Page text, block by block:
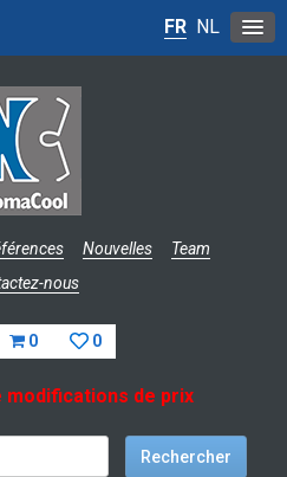
Nouvelles
Team
nous
0 0
FR NL
de prix